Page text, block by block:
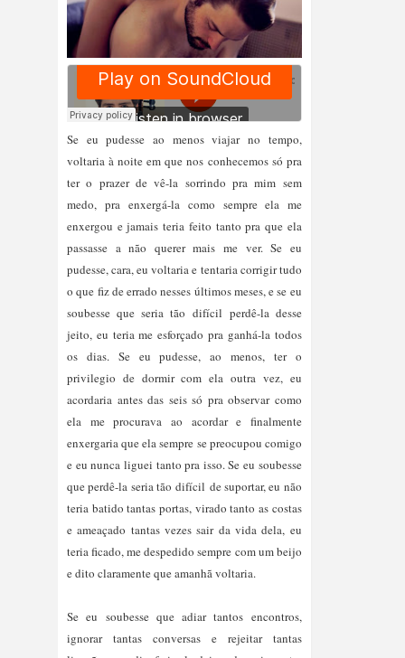
Se eu pudesse ao menos viajar no tempo,
voltaria à noite em que nos conhecemos só pra
ter o prazer de vê-la sorrindo pra mim sem
medo, pra enxergá-la como sempre ela me
enxergou e jamais teria feito tanto pra que ela
passasse a não querer mais me ver. Se eu
pudesse, cara, eu voltaria e tentaria corrigir tudo
o que fiz de errado nesses últimos meses, e se eu
soubesse que seria tão difícil perdê-la desse
jeito, eu teria me esforçado pra ganhá-la todos
os dias. Se eu pudesse, ao menos, ter o
privilegio de dormir com ela outra vez, eu
acordaria antes das seis só pra observar como
ela me procurava ao acordar e finalmente
enxergaria que ela sempre se preocupou comigo
e eu nunca liguei tanto pra isso. Se eu soubesse
que perdê-la seria tão difícil de suportar, eu não
teria batido tantas portas, virado tanto as costas
e ameaçado tantas vezes sair da vida dela, eu
teria ficado, me despedido sempre com um beijo
e dito claramente que amanhã voltaria.
Se eu soubesse que adiar tantos encontros,
ignorar tantas conversas e rejeitar tantas